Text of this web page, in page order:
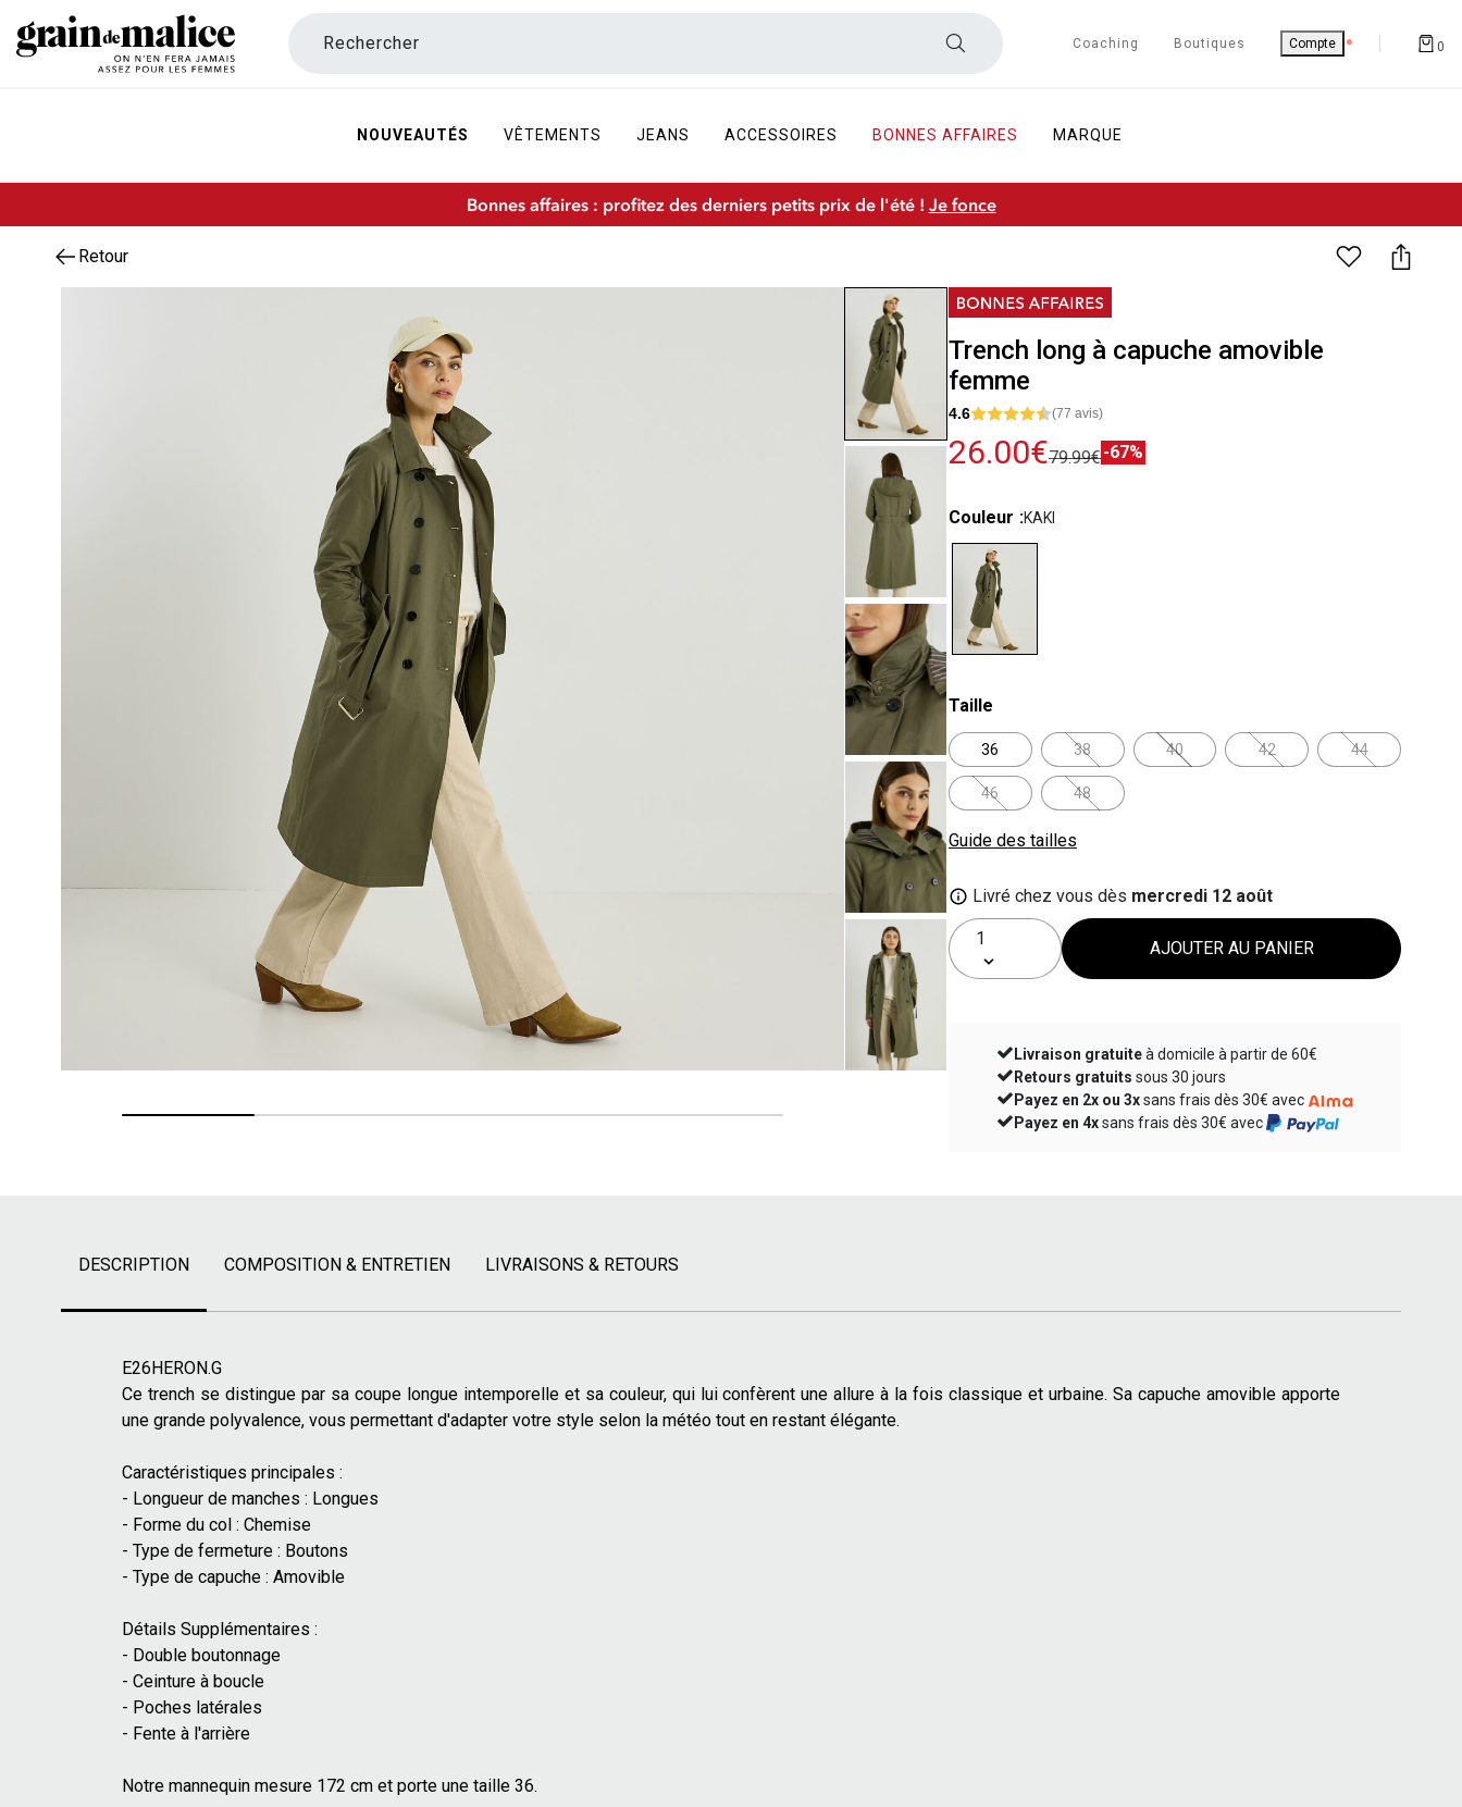
Rechercher Coaching Boutiques Compte 0
NOUVEAUTÉS VÊTEMENTS JEANS ACCESSOIRES BONNES AFFAIRES MARQUE
Bonnes affaires : profitez des derniers petits prix de l'été ! Je fonce
Retour
Trench long à capuche amovible
femme
4.6 (77 avis)
26.00€79.99€-67%
Couleur KAKI
Taille
36 38 40 42 44
46 48
Guide des tailles
Livré chez vous dès mercredi 12 août
AJOUTER AU PANIER
Livraison gratuite
à domicile à partir de 60€
Retours gratuits
sous 30 jours
Payez en 2x ou 3x
sans frais dès 30€ avec
Payez en 4x
sans frais dès 30€ avec
DESCRIPTION COMPOSITION & ENTRETIEN LIVRAISONS & RETOURS
E26HERON.G
Ce trench se distingue par sa coupe longue intemporelle et sa couleur, qui lui confèrent une allure à la fois classique et urbaine. Sa capuche amovible apporte
une grande polyvalence, vous permettant d'adapter votre style selon la météo tout en restant élégante.
Caractéristiques principales :
- Longueur de manches : Longues
- Forme du col : Chemise
- Type de fermeture : Boutons
- Type de capuche : Amovible
Détails Supplémentaires :
- Double boutonnage
- Ceinture à boucle
- Poches latérales
- Fente à l'arrière
Notre mannequin mesure 172 cm et porte une taille 36.